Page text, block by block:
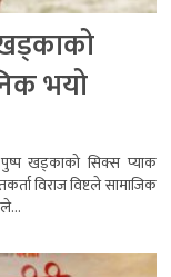
खड्काको
भयो
पुष्प खड्काको सिक्स प्याक
विराज विष्टले सामाजिक